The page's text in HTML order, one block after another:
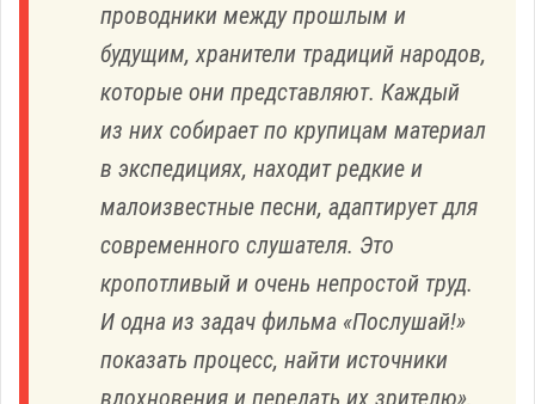
проводники между прошлым и
будущим, хранители традиций народов,
которые они представляют. Каждый
из них собирает по крупицам материал
в экспедициях, находит редкие и
малоизвестные песни, адаптирует для
современного слушателя. Это
кропотливый и очень непростой труд.
И одна из задач фильма «Послушай!»
показать процесс, найти источники